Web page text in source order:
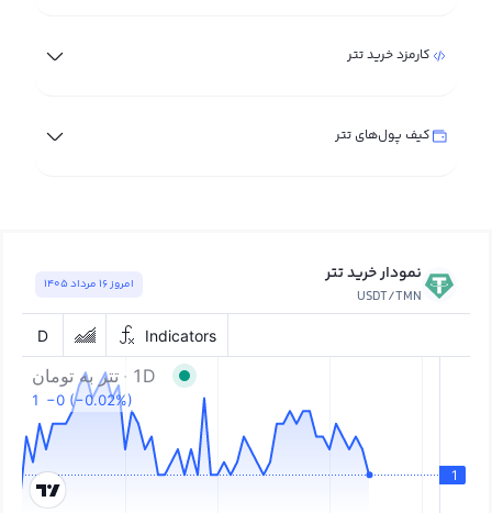
کارمزد خرید تتر
کیف پول‌های تتر
نمودار خرید تتر
USDT/TMN
امروز ١٦ مرداد ١٤٠٥